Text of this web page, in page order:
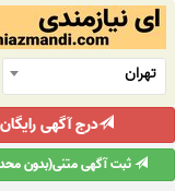
تهران
درج آگهی رایگان
ثبت آگهی متنی(بدون